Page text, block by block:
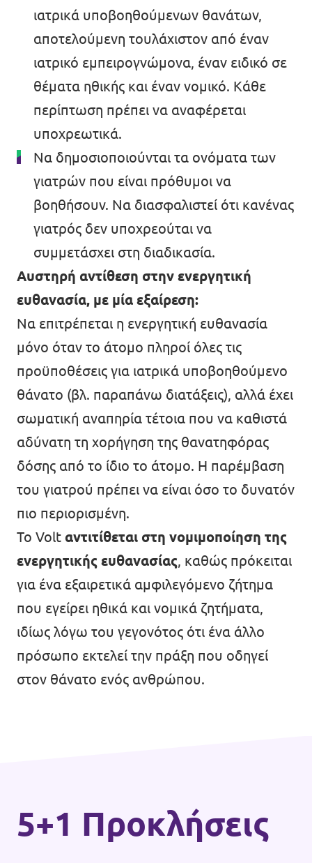
ιατρικά υποβοηθούμενων θανάτων,
αποτελούμενη τουλάχιστον από έναν
ιατρικό εμπειρογνώμονα, έναν ειδικό σε
θέματα ηθικής και έναν νομικό. Κάθε
περίπτωση πρέπει να αναφέρεται
υποχρεωτικά.
Να δημοσιοποιούνται τα ονόματα των
γιατρών που είναι πρόθυμοι να
βοηθήσουν. Να διασφαλιστεί ότι κανένας
γιατρός δεν υποχρεούται να
συμμετάσχει στη διαδικασία.
Αυστηρή αντίθεση στην ενεργητική
ευθανασία, με μία εξαίρεση:
Να επιτρέπεται η ενεργητική ευθανασία
μόνο όταν το άτομο πληροί όλες τις
προϋποθέσεις για ιατρικά υποβοηθούμενο
θάνατο (βλ. παραπάνω διατάξεις), αλλά έχει
σωματική αναπηρία τέτοια που να καθιστά
αδύνατη τη χορήγηση της θανατηφόρας
δόσης από το ίδιο το άτομο. Η παρέμβαση
του γιατρού πρέπει να είναι όσο το δυνατόν
πιο περιορισμένη.
Το Volt αντιτίθεται στη νομιμοποίηση της
ενεργητικής ευθανασίας, καθώς πρόκειται
για ένα εξαιρετικά αμφιλεγόμενο ζήτημα
που εγείρει ηθικά και νομικά ζητήματα,
ιδίως λόγω του γεγονότος ότι ένα άλλο
πρόσωπο εκτελεί την πράξη που οδηγεί
στον θάνατο ενός ανθρώπου.
5+1 Προκλήσεις